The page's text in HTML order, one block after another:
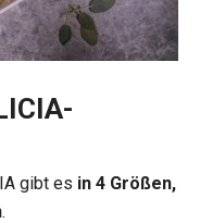
gibt es in 4 Größen,
.